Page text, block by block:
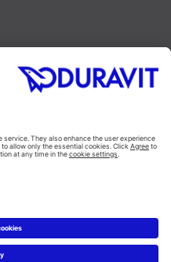
Instagram